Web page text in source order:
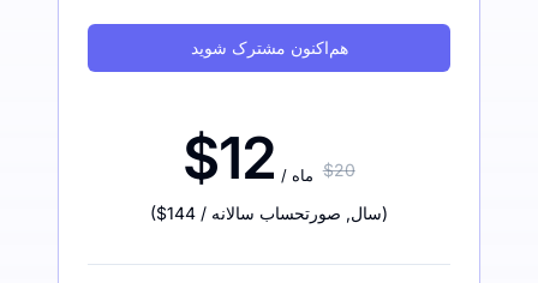
هم‌اکنون مشترک شوید
$12 / ماه $20
($144 / سال, صورتحساب سالانه )